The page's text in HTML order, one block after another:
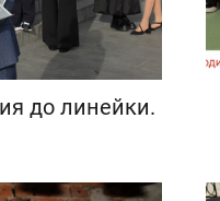
до линейки.